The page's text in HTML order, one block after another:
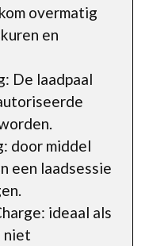
overmatig
en
De laadpaal
door middel
een laadsessie
ideaal als
niet